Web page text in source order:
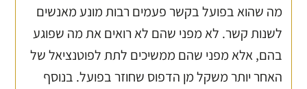
מה שהוא בפועל בקשר פעמים רבות מונע מאנשים
לשנות קשר. לא מפני שהם לא רואים את מה שפוגע
בהם, אלא מפני שהם ממשיכים לתת לפוטנציאל של
האחר יותר משקל מן הדפוס שחוזר בפועל. בנוסף